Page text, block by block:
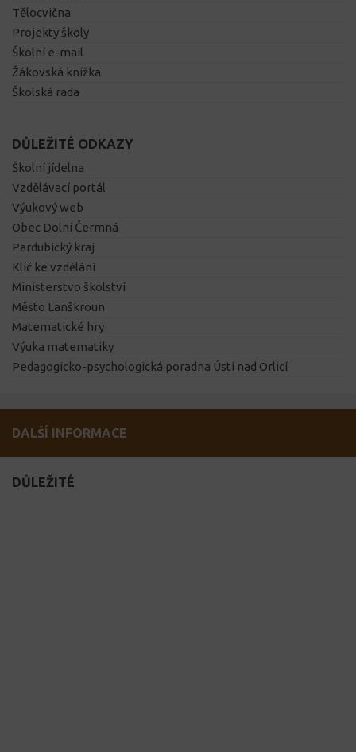
Tělocvična
Projekty školy
Školní e-mail
Žákovská knížka
Školská rada
DŮLEŽITÉ ODKAZY
Školní jídelna
Vzdělávací portál
Výukový web
Obec Dolní Čermná
Pardubický kraj
Klíč ke vzdělání
Ministerstvo školství
Město Lanškroun
Matematické hry
Výuka matematiky
Pedagogicko-psychologická poradna Ústí nad Orlicí
DALŠÍ INFORMACE
DŮLEŽITÉ